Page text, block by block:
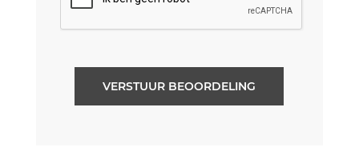
VERSTUUR BEOORDELING